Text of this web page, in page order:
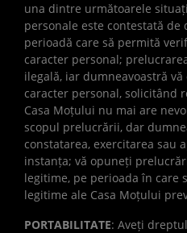
una dintre următoarele
personale este contestată
perioadă care să permită
caracter personal;
ilegală, iar dumneavoastră
caracter personal, solicitând
Casa Moțului nu mai are
scopul prelucrării, dar
constatarea, exercitarea sau
instanța; vă opuneți
legitime, pe perioada în care
legitime ale Casa Moțului
PORTABILITATE: Aveți